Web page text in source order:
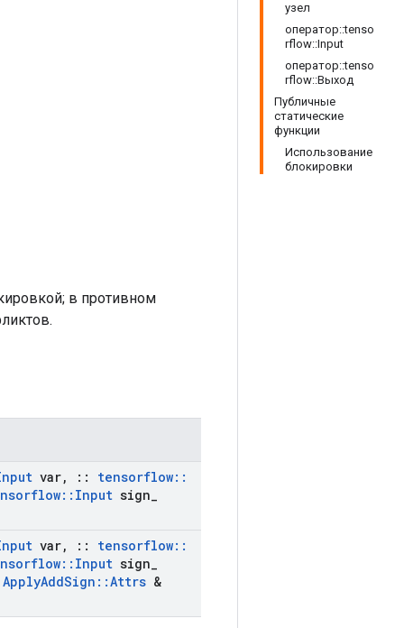
узел
оператор::tenso
rflow::Input
оператор::tenso
rflow::Выход
Публичные
статические
функции
Использование
блокировки
в противном
var, :: tensorflow::
:: Input sign
var, :: tensorflow::
:: Input sign
ApplyAddSign ::Attrs &